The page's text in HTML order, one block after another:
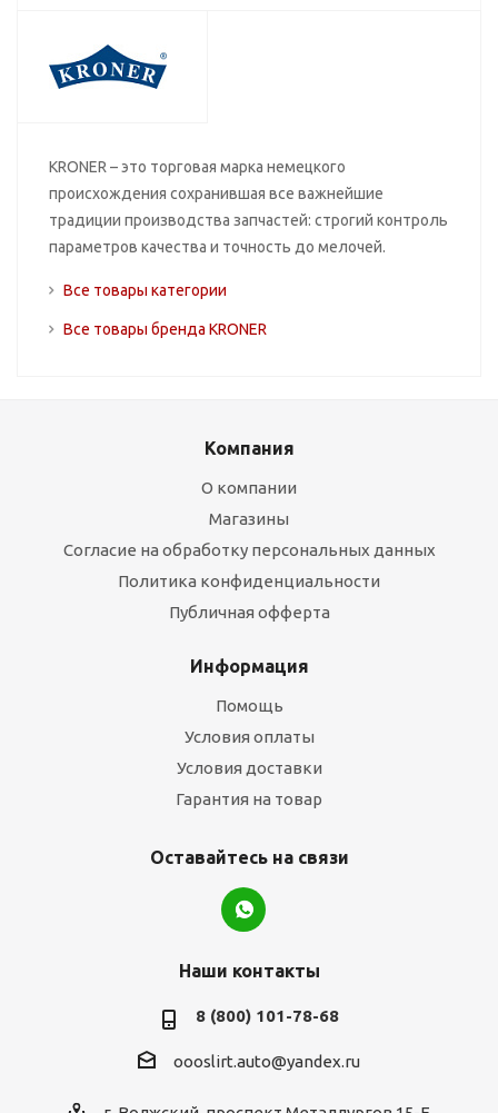
KRONER – это торговая марка немецкого
происхождения сохранившая все важнейшие
традиции производства запчастей: строгий контроль
параметров качества и точность до мелочей.
Все товары категории
Все товары бренда KRONER
Компания
О компании
Магазины
Согласие на обработку персональных данных
Политика конфиденциальности
Публичная офферта
Информация
Помощь
Условия оплаты
Условия доставки
Гарантия на товар
Оставайтесь на связи
Наши контакты
8 (800) 101-78-68
oooslirt.auto@yandex.ru